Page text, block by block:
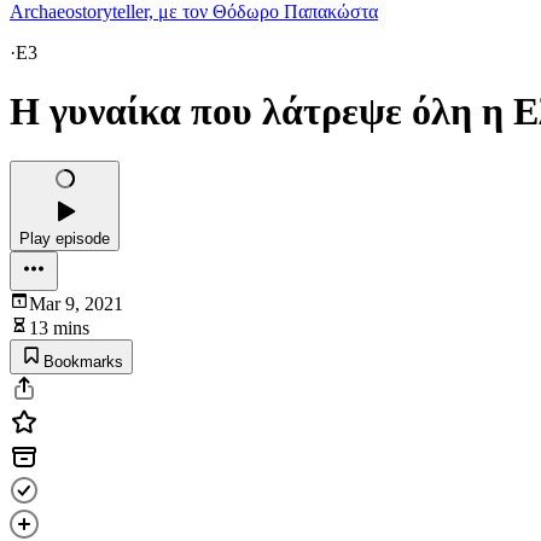
Archaeostoryteller, με τον Θόδωρο Παπακώστα
·E3
Η γυναίκα που λάτρεψε όλη η
Play episode
Mar 9, 2021
13 mins
Bookmarks